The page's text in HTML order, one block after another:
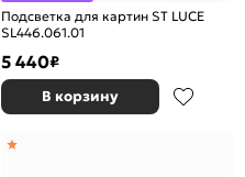
Подсветка для картин ST LUCE
SL446.061.01
5 440₽
В корзину